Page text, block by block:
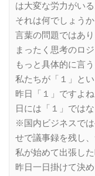
は大変な労力がいる
それは何でしょうか
言葉の問題ではあり
まったく思考のロ
もっと具体的に言う
私たちが「１」と
昨日「１」ですよ
日には「１」ではな
※国内ビジネスで
せで議事録を残し、
私が始めて出張し
昨日一日掛けて決